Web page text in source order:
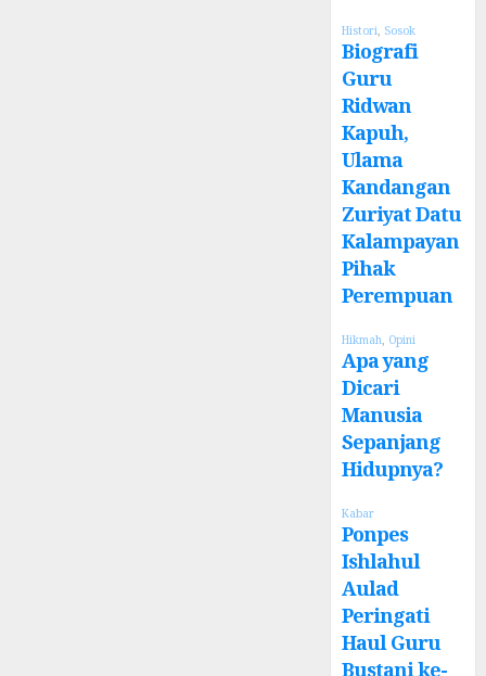
Histori Sosok
Biografi
Guru
Ridwan
Kapuh,
Ulama
Kandangan
Zuriyat Datu
Kalampayan
Pihak
Perempuan
Hikmah, Opini
Apa yang
Dicari
Manusia
Sepanjang
Hidupnya?
Kabar
Ponpes
Ishlahul
Aulad
Peringati
Haul Guru
Bustani ke-